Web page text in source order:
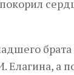
Елагина, а